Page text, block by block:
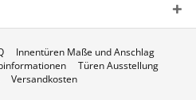
Innentüren Maße und Anschlag
Türen Ausstellung
Versandkosten